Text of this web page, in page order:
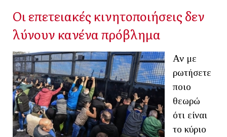
Οι επετειακές κινητοποιήσεις δεν
λύνουν κανένα πρόβλημα
Αν με
ρωτήσετε
ποιο
θεωρώ
ότι είναι
το κύριο